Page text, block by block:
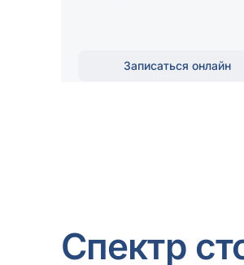
Записаться онлайн
Спектр